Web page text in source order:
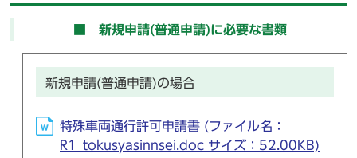
■ 新規申請(普通申請)に必要な書類
新規申請(普通申請)の場合
特殊車両通行許可申請書 (ファイル名：
R1_tokusyasinnsei.doc サイズ：52.00KB)